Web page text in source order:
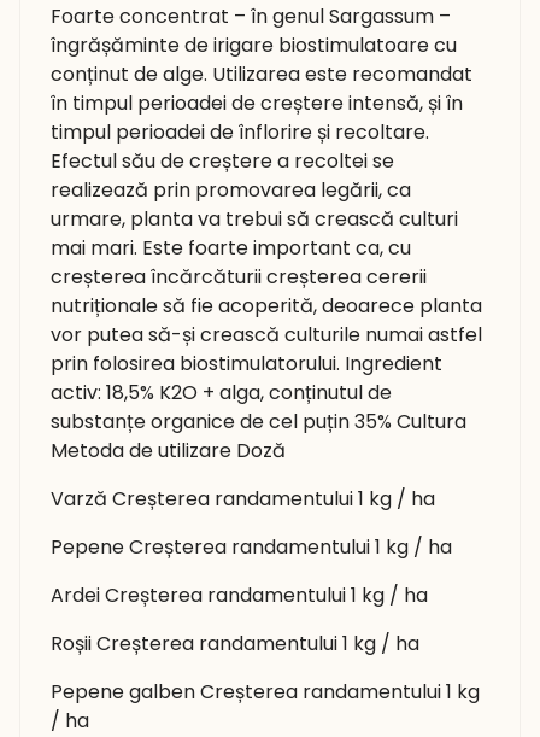
Foarte concentrat – în genul Sargassum –
îngrășăminte de irigare biostimulatoare cu
conținut de alge. Utilizarea este recomandat
în timpul perioadei de creștere intensă, și în
timpul perioadei de înflorire și recoltare.
Efectul său de creștere a recoltei se
realizează prin promovarea legării, ca
urmare, planta va trebui să crească culturi
mai mari. Este foarte important ca, cu
creșterea încărcăturii creșterea cererii
nutriționale să fie acoperită, deoarece planta
vor putea să-și crească culturile numai astfel
prin folosirea biostimulatorului. Ingredient
activ: 18,5% K2O + alga, conținutul de
substanțe organice de cel puțin 35% Cultura
Metoda de utilizare Doză
Varză Creșterea randamentului 1 kg / ha
Pepene Creșterea randamentului 1 kg / ha
Ardei Creșterea randamentului 1 kg / ha
Roșii Creșterea randamentului 1 kg / ha
Pepene galben Creșterea randamentului 1 kg
/ ha